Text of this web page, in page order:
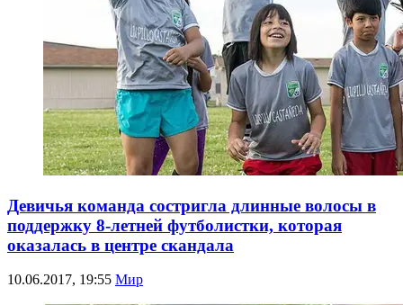
Девичья команда состригла длинные волосы в
поддержку 8-летней футболистки, которая
оказалась в центре скандала
10.06.2017, 19:55 Мир